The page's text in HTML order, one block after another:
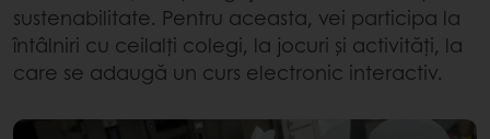
sustenabilitate. Pentru aceasta, vei participa la
întâlniri cu ceilalți colegi, la jocuri și activități, la
care se adaugă un curs electronic interactiv.